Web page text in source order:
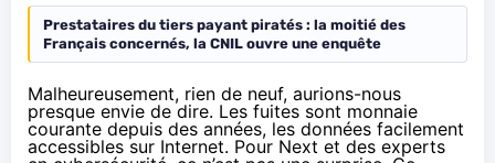
Prestataires du tiers payant piratés : la moitié des
Français concernés, la CNIL ouvre une enquête
Malheureusement, rien de neuf, aurions-nous
presque envie de dire. Les fuites sont monnaie
courante depuis des années, les données facilement
accessibles sur Internet. Pour Next et des experts